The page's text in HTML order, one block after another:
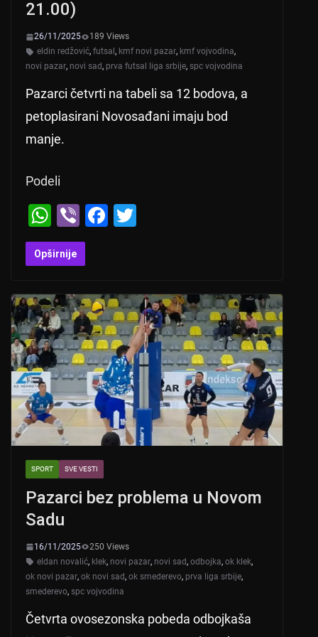
21.00)
26/11/2025
189 Views
eldin redžović, futsal , kmf novi pazar, kmf vojvodina,
novi pazar, novi sad, prva futsal liga srbije, spc vojvodina
Pazarci četvrti na tabeli sa 12 bodova, a
petoplasirani Novosađani imaju bod
manje.
Podeli
W
h
at
A
p
p
Vi
b
er
F
b
o
o
k
Opširnije
SPORT SVE VESTI
Pazarci bez problema u Novom
Sadu
16/11/2025
250 Views
eldan novalić, klek, novi pazar, novi sad, odbojka, ok klek,
ok novi pazar, ok novi sad, ok smederevo, prva liga srbije,
smederevo, spc vojvodina
Četvrta ovosezonska pobeda odbojkaša